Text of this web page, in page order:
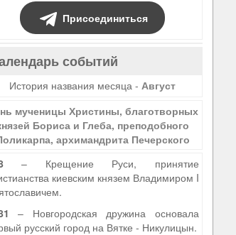
Присоединиться
событий
История названия месяца -Август
мученицы Христины, благотворных
Бориса и Глеба, преподобного
архимандрита Печерского
– Крещение Руси, принятие
киевским князем Владимиром I
– Новгородская дружина основала
русский город на Вятке - Никулицын.